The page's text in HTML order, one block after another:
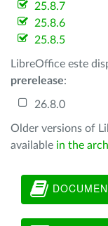
25.8.7
25.8.6
25.8.5
LibreOffice este
prerelease:
26.8.0
Older versions of
available in the